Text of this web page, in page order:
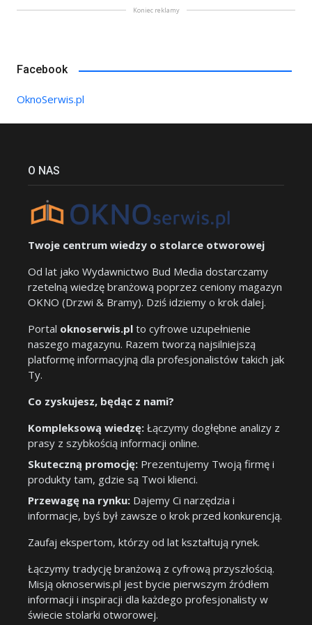
Koniec reklamy
Facebook
OknoSerwis.pl
O NAS
Twoje centrum wiedzy o stolarce otworowej
Od lat jako Wydawnictwo Bud Media dostarczamy
rzetelną wiedzę branżową poprzez ceniony magazyn
OKNO (Drzwi & Bramy). Dziś idziemy o krok dalej.
Portal oknoserwis.pl to cyfrowe uzupełnienie
naszego magazynu. Razem tworzą najsilniejszą
platformę informacyjną dla profesjonalistów takich jak
Ty.
Co zyskujesz, będąc z nami?
Kompleksową wiedzę: Łączymy dogłębne analizy z
prasy z szybkością informacji online.
Skuteczną promocję: Prezentujemy Twoją firmę i
produkty tam, gdzie są Twoi klienci.
Przewagę na rynku: Dajemy Ci narzędzia i
informacje, byś był zawsze o krok przed konkurencją.
Zaufaj ekspertom, którzy od lat kształtują rynek.
Łączymy tradycję branżową z cyfrową przyszłością.
Misją oknoserwis.pl jest bycie pierwszym źródłem
informacji i inspiracji dla każdego profesjonalisty w
świecie stolarki otworowej.